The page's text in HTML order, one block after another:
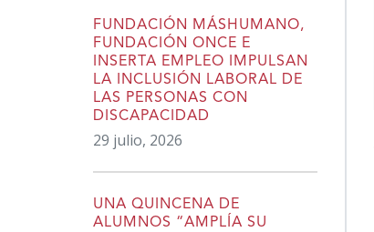
FUNDACIÓN MÁSHUMANO,
FUNDACIÓN ONCE E
INSERTA EMPLEO IMPULSAN
LA INCLUSIÓN LABORAL DE
LAS PERSONAS CON
DISCAPACIDAD
29 julio, 2026
UNA QUINCENA DE
ALUMNOS “AMPLÍA SU